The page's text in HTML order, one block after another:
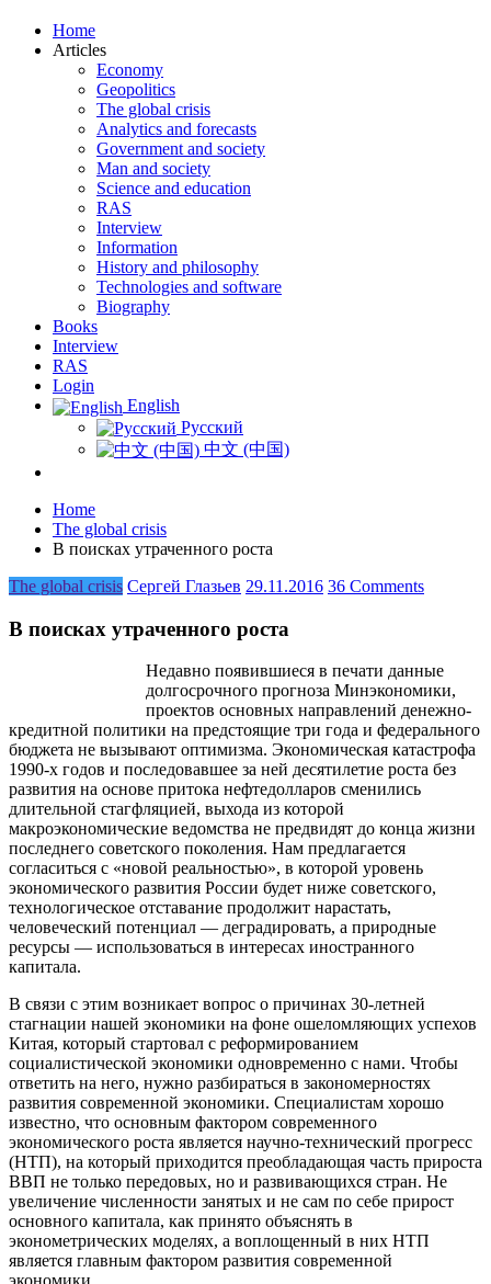
Home
Articles
Economy
Geopolitics
The global crisis
Analytics and forecasts
Government and society
Man and society
Science and education
RAS
Interview
Information
History and philosophy
Technologies and software
Biography
Books
Interview
RAS
Login
English
Русский
中文 (中国)
Home
The global crisis
В поисках утраченного роста
The global crisis Сергей Глазьев 29.11.2016 36 Comments
В поисках утраченного роста
Недавно появившиеся в печати данные
долгосрочного прогноза Минэкономики,
проектов основных направлений денежно-
кредитной политики на предстоящие три года и федерального
бюджета не вызывают оптимизма. Экономическая катастрофа
1990-х годов и последовавшее за ней десятилетие роста без
развития на основе притока нефтедолларов сменились
длительной стагфляцией, выхода из которой
макроэкономические ведомства не предвидят до конца жизни
последнего советского поколения. Нам предлагается
согласиться с «новой реальностью», в которой уровень
экономического развития России будет ниже советского,
технологическое отставание продолжит нарастать,
человеческий потенциал — деградировать, а природные
ресурсы — использоваться в интересах иностранного
капитала.
В связи с этим возникает вопрос о причинах 30-летней
стагнации нашей экономики на фоне ошеломляющих успехов
Китая, который стартовал с реформированием
социалистической экономики одновременно с нами. Чтобы
ответить на него, нужно разбираться в закономерностях
развития современной экономики. Специалистам хорошо
известно, что основным фактором современного
экономического роста является научно-технический прогресс
(НТП), на который приходится преобладающая часть прироста
ВВП не только передовых, но и развивающихся стран. Не
увеличение численности занятых и не сам по себе прирост
основного капитала, как принято объяснять в
эконометрических моделях, а воплощенный в них НТП
является главным фактором развития современной